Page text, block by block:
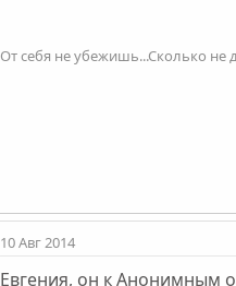
От себя не убежишь...Сколько не
10 Авг 2014
Евгения, он к Анонимным